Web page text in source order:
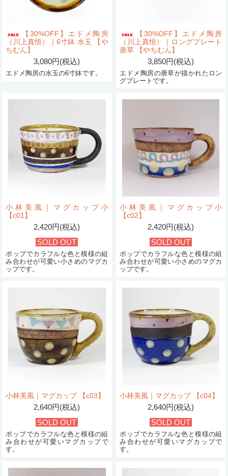
【30%OFF】エドメ陶房
（川上真悟）｜6寸鉢 水玉 【や
ちむん】
3,080円(税込)
エドメ陶房の水玉の6寸鉢です。
【30%OFF】エドメ陶房
（川上真悟）｜ロングプレート
唐草 【やちむん】
3,850円(税込)
エドメ陶房の唐草が描かれたロン
グプレートです。
小林美風｜マグカップ小
【c01】
2,420円(税込)
SOLD OUT
ポップでカラフルな色と模様の組
み合わせが可愛い小さめのマグカ
ップです。
小林美風｜マグカップ小
【c02】
2,420円(税込)
SOLD OUT
ポップでカラフルな色と模様の組
み合わせが可愛い小さめのマグカ
ップです。
小林美風｜マグカップ 【c03】
2,640円(税込)
SOLD OUT
ポップでカラフルな色と模様の組
み合わせが可愛いマグカップで
す。
小林美風｜マグカップ 【c04】
2,640円(税込)
SOLD OUT
ポップでカラフルな色と模様の組
み合わせが可愛いマグカップで
す。